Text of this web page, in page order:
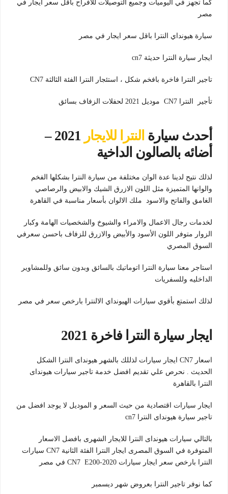
كما تجهز في اليوميات وجميع التوصيلات للافراح باقل سعر ايجار في
مصر
سيارة هيونداي النترا باقل سعر ايجار في مصر
ايجار سيارة النترا حديثة cn7
تاجير النترا فاخرة بافخم شكل ، استئجار النترا الفئة الثالثة CN7
تأجير النترا CN7 موديل 2021 لحفلات الزفاف بسائق
أحدث سيارة النترا للايجار
2021 –
أضائه بالصالون الداخية
لذلك نتيح لدينا عدة الوان مختلفة من سيارة النترا بشكلها الفخم
والوانها المتميزة مثل اللون الازرق الشيك والابيض والرصاصي
الغامق والفاتح والاسود ملك الالوان بأسعار مناسبة في القاهرة
لخدمات رجال الاعمال والامراء والشيوخ والشخصيات الهامة وكبار
الزوار متوفر اللون الأسود والأبيض والازرق للزفاف باحسن سعرفي
السوق المصري
استاجر معنا سيارة النترا اتوماتيك بالسائق وبدون سائق وللمشاوير
الداخليه وللسفريات
لذلك استمتع بأقوي سيارات الهيونداي الالنترا بارخص سعر في مصر
ايجار سيارة النترا فاخرة 2021
اسعار CN7 ايجار سيارات لذللك بالشهر هيونداى النترا الشكل
الحديث . نحرص علي تقديم افضل خدمة تاجير سيارات هيونداى
النترا بالقاهرة
ايجار سيارات اقتصادية من حيث السعر و الموديل لا يوجد افضل من
تاجير سيارة هيونداى النترا cn7
بالتالي سيارات هيونداى النترا للايجار الشهرى بافضل الاسعار
المتوفرة في السوق المصرى ايجار النترا الفئة الثانية CN7 سيارات
النترا بارخص سعر ايجار سيارات CN7 E200-2020 في مصر
كما نوفر تاجير النترا بعروض شهر ديسمبر